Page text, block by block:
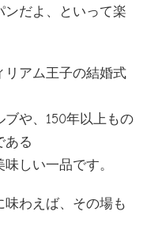
ンだよ、といって楽
リアム王子の結婚式
や、150年以上もの
ある
しい一品です。
味わえば、その場も